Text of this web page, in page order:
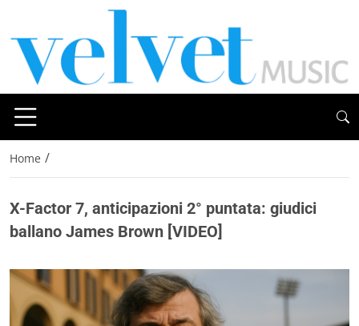
Home /
X-Factor 7, anticipazioni 2° puntata: giudici
ballano James Brown [VIDEO]